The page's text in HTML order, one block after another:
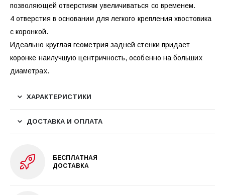
позволяющей отверстиям увеличиваться со временем.
4 отверстия в основании для легкого крепления хвостовика
с коронкой.
Идеально круглая геометрия задней стенки придает
коронке наилучшую центричность, особенно на больших
диаметрах.
ХАРАКТЕРИСТИКИ
ДОСТАВКА И ОПЛАТА
БЕСПЛАТНАЯ
ДОСТАВКА